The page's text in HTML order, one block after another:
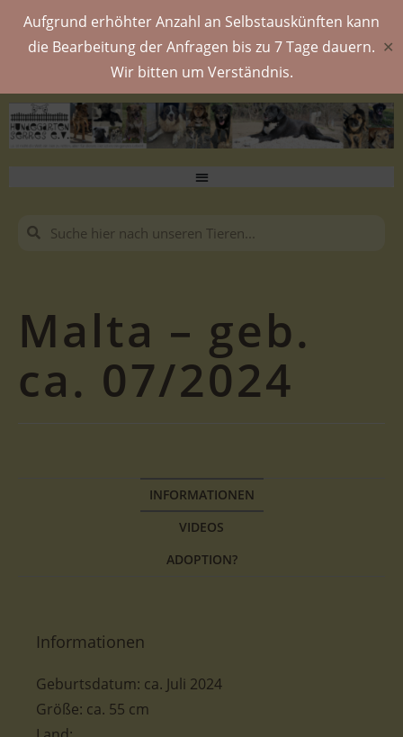
Aufgrund erhöhter Anzahl an Selbstauskünften kann
die Bearbeitung der Anfragen bis zu 7 Tage dauern.
Wir bitten um Verständnis.
✕
Malta – geb.
ca. 07/2024
INFORMATIONEN
VIDEOS
ADOPTION?
Informationen
Geburtsdatum: ca. Juli 2024
Größe: ca. 55 cm